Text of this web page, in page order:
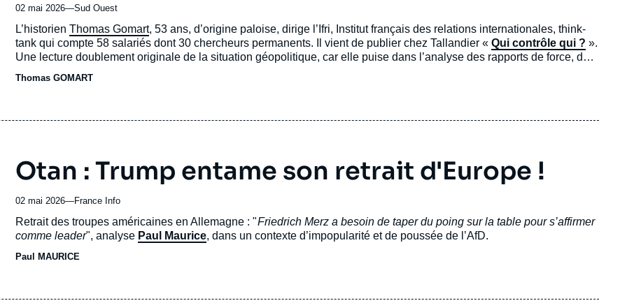
02 mai 2026—Nom
du
journal,
revue
ou
émission
Sud Ouest
Accroche
L’historien Thomas Gomart, 53 ans, d’origine paloise, dirige l’Ifri, Institut français des relations internationales, think-
tank qui compte 58 salariés dont 30 chercheurs permanents. Il vient de publier chez Tallandier « Qui contrôle qui ? ».
Une lecture doublement originale de la situation géopolitique, car elle puise dans l’analyse des rapports de force, des
Jiping, le Vatican versus la Silicon Valley… L’un des chapitres porte sur la dégradation de la relation entre États-Unis
Thomas GOMART
Otan : Trump entame son retrait d'Europe !
02 mai 2026—Nom
journal,
revue
ou
France Info
Accroche
Retrait des troupes américaines en Allemagne : "Friedrich Merz a besoin de taper du poing sur la table pour s’affirmer
comme leader", analyse Paul Maurice, dans un contexte d’impopularité et de poussée de l’AfD.
Paul MAURICE